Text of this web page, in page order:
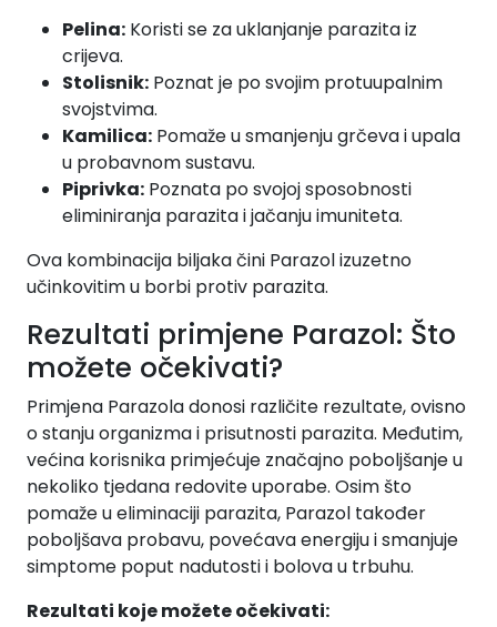
Pelina: Koristi se za uklanjanje parazita iz
crijeva.
Stolisnik: Poznat je po svojim protuupalnim
svojstvima.
Kamilica: Pomaže u smanjenju grčeva i upala
u probavnom sustavu.
Piprivka: Poznata po svojoj sposobnosti
eliminiranja parazita i jačanju imuniteta.
Ova kombinacija biljaka čini Parazol izuzetno
učinkovitim u borbi protiv parazita.
Rezultati primjene Parazol: Što
možete očekivati?
Primjena Parazola donosi različite rezultate, ovisno
o stanju organizma i prisutnosti parazita. Međutim,
većina korisnika primjećuje značajno poboljšanje u
nekoliko tjedana redovite uporabe. Osim što
pomaže u eliminaciji parazita, Parazol također
poboljšava probavu, povećava energiju i smanjuje
simptome poput nadutosti i bolova u trbuhu.
Rezultati koje možete očekivati: